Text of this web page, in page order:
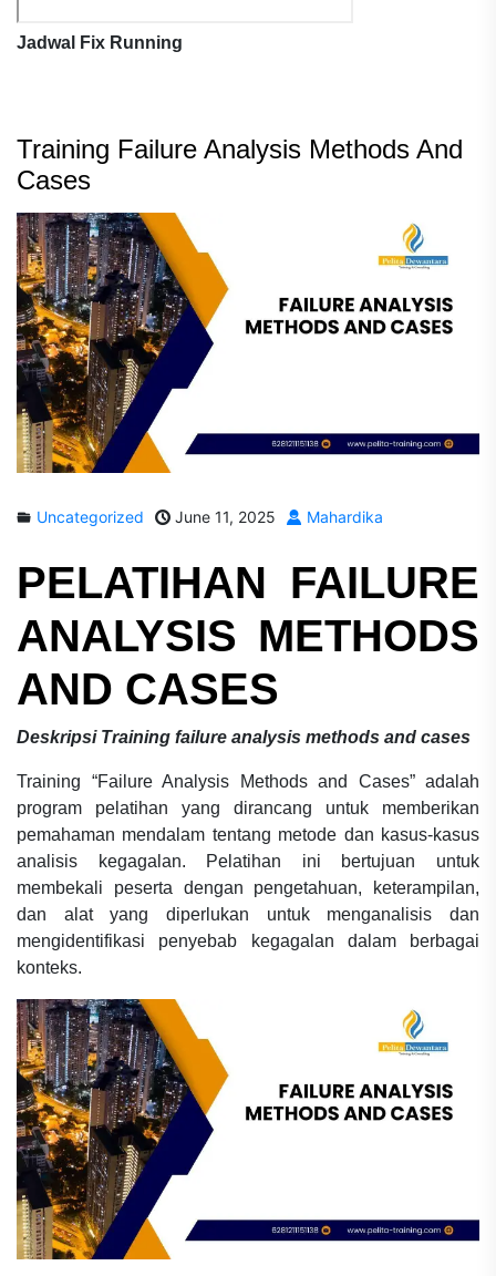
Jadwal Fix Running
Training Failure Analysis Methods And
Cases
Uncategorized June 11, 2025 Mahardika
PELATIHAN FAILURE
ANALYSIS METHODS
AND CASES
Deskripsi Training failure analysis methods and cases
Training “Failure Analysis Methods and Cases” adalah
program pelatihan yang dirancang untuk memberikan
pemahaman mendalam tentang metode dan kasus-kasus
analisis kegagalan. Pelatihan ini bertujuan untuk
membekali peserta dengan pengetahuan, keterampilan,
dan alat yang diperlukan untuk menganalisis dan
mengidentifikasi penyebab kegagalan dalam berbagai
konteks.